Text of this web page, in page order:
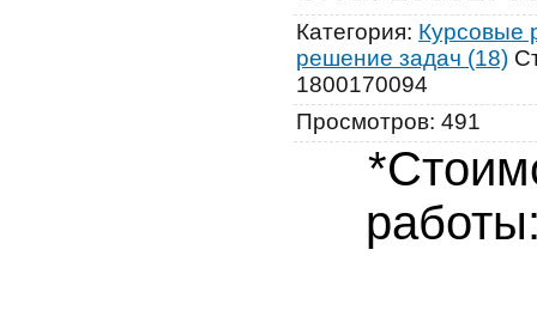
Категория: Курсовые
решение задач (18)
1800170094
Просмотров: 491